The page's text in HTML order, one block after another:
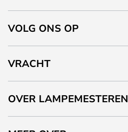
VOLG ONS OP
VRACHT
OVER LAMPEMESTEREN